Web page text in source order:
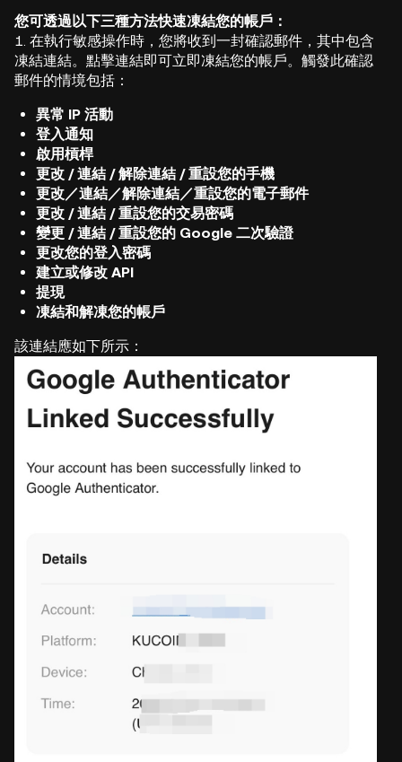
您可透過以下三種方法快速凍結您的帳戶：
1. 在執行敏感操作時，您將收到一封確認郵件，其中包含
凍結連結。點擊連結即可立即凍結您的帳戶。觸發此確認
郵件的情境包括：
異常 IP 活動
登入通知
啟用槓桿
更改 / 連結 / 解除連結 / 重設您的手機
更改／連結／解除連結／重設您的電子郵件
更改 / 連結 / 重設您的交易密碼
變更 / 連結 / 重設您的 Google 二次驗證
更改您的登入密碼
建立或修改 API
提現
凍結和解凍您的帳戶
該連結應如下所示：